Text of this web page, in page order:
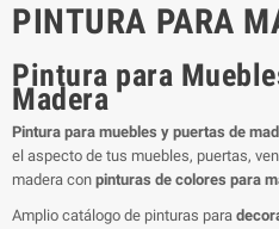
PINTURA PARA
Pintura para
Madera
Pintura para muebles y puertas de
el aspecto de tus muebles, puertas,
madera con pinturas de colores para
Amplio catálogo de pinturas para